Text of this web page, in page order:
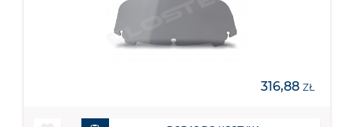
316,88 ZŁ